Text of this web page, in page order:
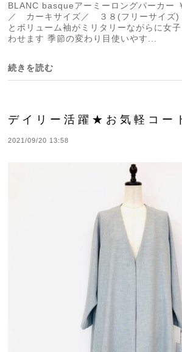
BLANC basqueアーミーロングパーカー
／ カーキサイズ／ ３８(フリーサイズ)
とボリューム袖がミリタリーながらに女
わせます 季節の変わり目使いやす...
続きを読む
デイリー活躍★お気軽コー
2021/09/20 13:58